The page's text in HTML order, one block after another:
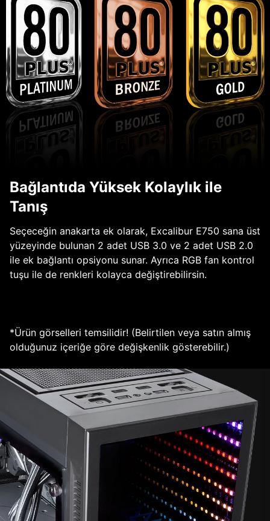
Bağlantıda Yüksek Kolaylık ile
Tanış
Seçeceğin anakarta ek olarak, Excalibur E750 sana üst
yüzeyinde bulunan 2 adet USB 3.0 ve 2 adet USB 2.0
ile ek bağlantı opsiyonu sunar. Ayrıca RGB fan kontrol
tuşu ile de renkleri kolayca değiştirebilirsin.
*Ürün görselleri temsilidir! (Belirtilen veya satın almış
olduğunuz içeriğe göre değişkenlik gösterebilir.)